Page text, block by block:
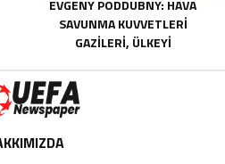
EVGENY PODDUBNY: HAVA
SAVUNMA KUVVETLERI
GAZILERI, ÜLKEYI